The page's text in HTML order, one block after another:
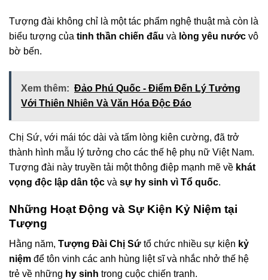
Tượng đài không chỉ là một tác phẩm nghệ thuật mà còn là
biểu tượng của tinh thần chiến đấu và lòng yêu nước vô
bờ bến.
Xem thêm: Đảo Phú Quốc - Điểm Đến Lý Tưởng
Với Thiên Nhiên Và Văn Hóa Độc Đáo
Chị Sứ, với mái tóc dài và tấm lòng kiên cường, đã trở
thành hình mẫu lý tưởng cho các thế hệ phụ nữ Việt Nam.
Tượng đài này truyền tải một thông điệp mạnh mẽ về khát
vọng độc lập dân tộc và sự hy sinh vì Tổ quốc.
Những Hoạt Động và Sự Kiện Kỷ Niệm tại
Tượng
Hằng năm, Tượng Đài Chị Sứ tổ chức nhiều sự kiện kỷ
niệm để tôn vinh các anh hùng liệt sĩ và nhắc nhở thế hệ
trẻ về những hy sinh trong cuộc chiến tranh.